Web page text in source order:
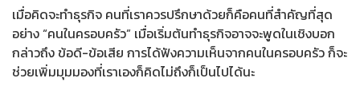
เมื่อคิดจะทำธุรกิจ คนที่เราควรปรึกษาด้วยก็คือคนที่สำคัญที่สุด
อย่าง “คนในครอบครัว” เมื่อเริ่มต้นทำธุรกิจอาจจะพูดในเชิงบอก
กล่าวถึง ข้อดี-ข้อเสีย การได้ฟังความเห็นจากคนในครอบครัว ก็จะ
ช่วยเพิ่มมุมมองที่เราเองก็คิดไม่ถึงก็เป็นไปได้นะ